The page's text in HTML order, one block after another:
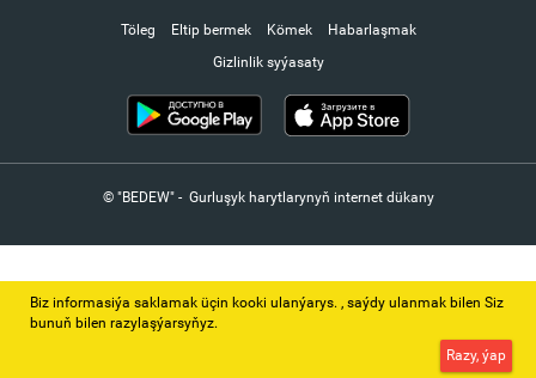
Töleg Eltip bermek Kömek
Habarlaşmak
Gizlinlik syýasaty
© "BEDEW" - Gurluşyk harytlarynyň internet dükany
Biz informasiýa saklamak üçin kooki ulanýarys. ‚ saýdy ulanmak bilen Siz
bunuň bilen razylaşýarsyňyz.
Razy, ýap